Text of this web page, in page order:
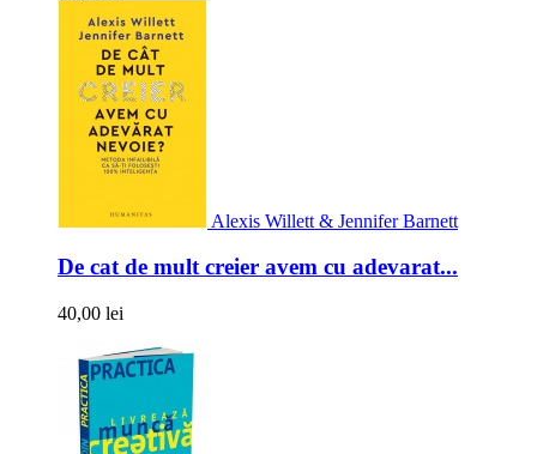
Alexis Willett & Jennifer Barnett
De cat de mult creier avem cu adevarat...
40,00 lei